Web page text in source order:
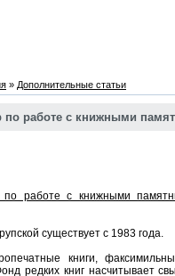
» Дополнительные статьи
по работе с книжными
по работе с книжными
существует с 1983 года.
книги,
редких книг насчитывает